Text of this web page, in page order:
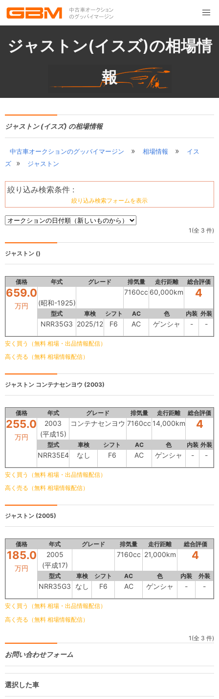
ジャストン(イスズ)の相場情
報
ジャストン (イスズ) の相場情報
中古車オークションのグッバイマージン » 相場情報 »
イス
ズ
» ジャストン
絞り込み検索条件 :
絞り込み検索フォームを表示
1(全 3 件)
ジャストン ()
価格 年式 グレード 排気量 走行距離 総合評価
659.0
万円 (昭和-1925)
7160cc 60,000km 4
型式 車検 シフト AC 色 内装 外装
NRR35G3 2025/12 F6 AC ゲンシャ - -
安く買う（無料 相場・出品情報配信）
高く売る（無料 相場情報配信）
ジャストン コンテナセンヨウ (2003)
価格 年式 グレード 排気量 走行距離 総合評価
255.0
万円
2003
(平成15)
コンテナセンヨウ 7160cc 14,000km 4
型式 車検 シフト AC 色 内装 外装
NRR35E4 なし F6 AC ゲンシャ - -
安く買う（無料 相場・出品情報配信）
高く売る（無料 相場情報配信）
ジャストン (2005)
価格 年式 グレード 排気量 走行距離 総合評価
185.0
万円
2005
(平成17)
7160cc 21,000km 4
型式 車検 シフト AC 色 内装 外装
NRR35G3 なし F6 AC ゲンシャ - -
安く買う（無料 相場・出品情報配信）
高く売る（無料 相場情報配信）
1(全 3 件)
お問い合わせフォーム
選択した車